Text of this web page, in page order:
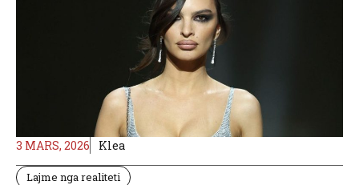
3 MARS, 2026 Klea
Lajme nga realiteti